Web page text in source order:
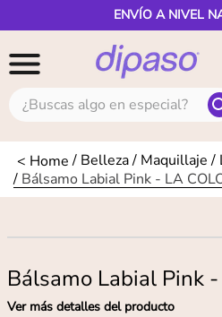
ENVÍO A NIVEL
¿Buscas algo en especial?
Belleza Maquillaje
Bálsamo Labial Pink - LA
Bálsamo Labial Pink -
Ver más detalles del producto